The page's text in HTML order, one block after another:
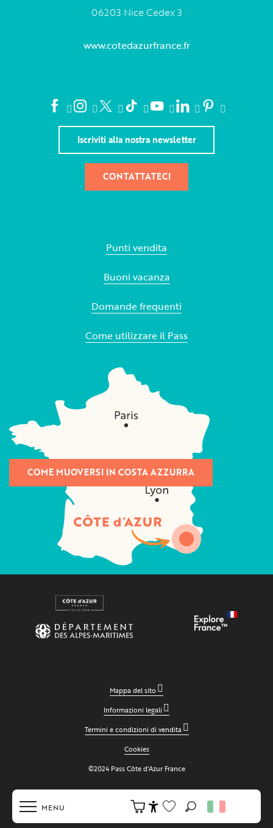
MENU
Accessibilité
Voir les favoris
Ricerca
06203 Nice Cedex 3
www.cotedazurfrance.fr
Iscriviti alla nostra newsletter
CONTATTATECI
Punti vendita
Buoni vacanza
Domande frequenti
Come utilizzare il Pass
COME MUOVERSI IN COSTA AZZURRA
Mappa del sito
Informazioni legali
Termini e condizioni di vendita
Cookies
©2024 Pass Côte d'Azur France